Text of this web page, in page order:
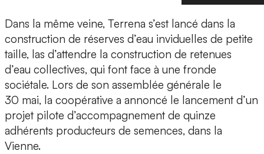
Dans la même veine, Terrena s’est lancé dans la
construction de réserves d’eau inviduelles de petite
taille, las d’attendre la construction de retenues
d’eau collectives, qui font face à une fronde
sociétale. Lors de son assemblée générale le
30 mai, la coopérative a annoncé le lancement d’un
projet pilote d’accompagnement de quinze
adhérents producteurs de semences, dans la
Vienne.